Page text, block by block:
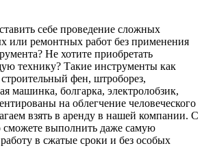
себе проведение сложных
или ремонтных работ без применения
Не хотите приобретать
технику? Такие инструменты как
фен, штроборез,
машинка, болгарка, электролобзик,
на облегчение человеческого
взять в аренду в нашей компании. С
выполнить даже самую
в сжатые сроки и без особых